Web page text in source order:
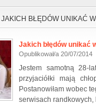
JAKICH BŁĘDÓW UNIKAĆ
Jakich błędów unikać
Opublikował/a 20/07/2014
Jestem samotną 28-
przyjaciółki mają
Postanowiłam wobec
serwisach randkowych,